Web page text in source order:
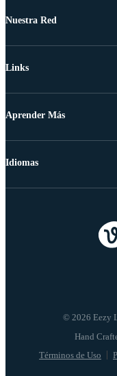
Nuestra Red
Links
Aprender Más
© 2026 Eezy
Términos de Uso
Idiomas